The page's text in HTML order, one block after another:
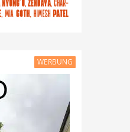
WERBUNG